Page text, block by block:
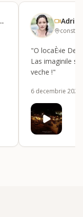
&amp; Video
"O locaÈ›ie
Las imaginile sa
veche !"
6 decembrie 2020